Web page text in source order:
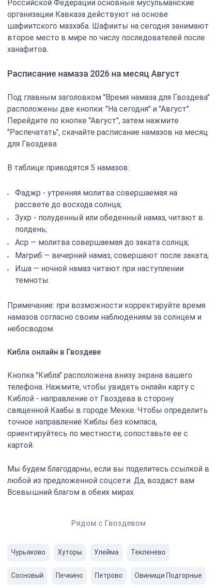
Российской Федерации основные мусульманские
организации Кавказа действуют на основе
шафиитского мазхаба. Шафииты на сегодня занимают
второе место в мире по числу последователей после
ханафитов.
Расписание намаза 2026 на месяц Август
Под главным заголовком "Время намаза для Гвоздева"
расположены две кнопки: "На сегодня" и "Август".
Перейдите по кнопке "Август", затем нажмите
"Распечатать", скачайте расписание намазов на месяц
для Гвоздева.
В таблице приводятся 5 намазов:
Фаджр - утренняя молитва совершаемая на
рассвете до восхода солнца;
Зухр - полуденный или обеденный намаз, читают в
полдень;
Аср — молитва совершаемая до заката солнца;
Магриб — вечерний намаз, совершают после заката;
Иша — ночной намаз читают при наступлении
темноты.
Примечание: при возможности корректируйте время
намазов согласно своим наблюдениям за солнцем и
небосводом.
Кибла онлайн в Гвоздеве
Кнопка "Кибла" расположена внизу экрана вашего
телефона. Нажмите, чтобы увидеть онлайн карту с
Киблой - направление от Гвоздева в сторону
священной Каабы в городе Мекке. Чтобы определить
точное направление Киблы без компаса,
ориентируйтесь по местности, сопоставьте ее с
картой.
Мы будем благодарны, если вы поделитесь ссылкой в
любой из предложенной соцсети. Да, воздаст вам
Всевышний благом в обеих мирах.
Рядом с Гвоздевом
Чурьяково Хуторы Улейма Текленево
Сосновый Печкино Петрово Овинищи Подгорные